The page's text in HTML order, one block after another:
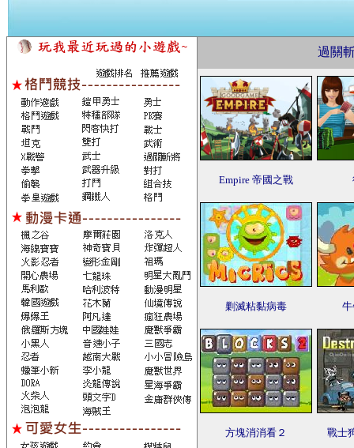
過關
Empire 帝國之戰
剿滅粘黏病毒
方塊消消看２ 戰士